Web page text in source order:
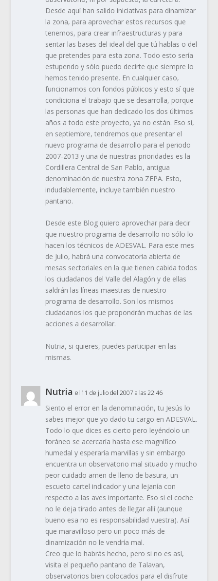
Desde aquí han salido iniciativas para dinamizar
la zona, para aprovechar estos recursos que
tenemos, para crear infraestructuras y para
sentar las bases del ideal del que tú hablas o del
que pretendes para esta zona. Todo esto sería
estupendo y sólo puedo decirte que siempre lo
hemos tenido presente. En cualquier caso,
funcionamos con fondos públicos y esto sí que
condiciona el trabajo que se desarrolla, porque
las personas que han dedicado los dos últimos
años a todo este proyecto, ya no están. Eso sí,
en septiembre, tendremos que presentar el
nuevo programa de desarrollo para el periodo
2007-2013 y una de nuestras prioridades es la
Cordillera Central de San Pablo, antigua
denominación de nuestra zona ZEPA. Esto,
indudablemente, incluye también nuestro
pantano.
Desde este Blog quiero aprovechar para decir
que nuestro programa de desarrollo no sólo lo
hacen los técnicos de ADESVAL. Para este mes
de Julio, habrá una convocatoria abierta de
mesas sectoriales en la que tienen cabida todos
los ciudadanos del Valle del Alagón y de ellas
saldrán las líneas maestras de nuestro
programa de desarrollo. Son los mismos
ciudadanos los que propondrán muchas de las
acciones a desarrollar.
Nutria, si quieres, puedes participar en las
mismas.
Nutria el 11 de julio del 2007 a las 22:46
Siento el error en la denominación, tu Jesús lo
sabes mejor que yo dado tu cargo en ADESVAL.
Todo lo que dices es cierto pero leyéndolo un
foráneo se acercaría hasta ese magnífico
humedal y esperaría marvillas y sin embargo
encuentra un observatorio mal situado y mucho
peor cuidado amen de lleno de basura, un
escueto cartel indicador y una lejanía con
respecto a las aves importante. Eso si el coche
no le deja tirado antes de llegar allí (aunque
bueno esa no es responsabilidad vuestra). Así
que maravilloso pero un poco más de
dinamización no le vendría mal.
Creo que lo habrás hecho, pero si no es así,
visita el pequeño pantano de Talavan,
observatorios bien colocados para el disfrute